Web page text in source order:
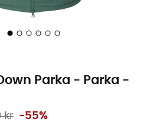
Parka - Parka -
kr -55%